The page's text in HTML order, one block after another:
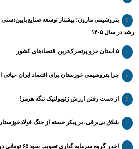
پتروشیمی مارون؛ پیشتاز توسعه صنایع
رشد در سال ۱۴۰۵
۵ استان جزو پرتحرک‌ترین اقتصاد‌های کشور
چرا پتروشیمی خوزستان برای اقتصاد ایران حیاتی
از دست رفتن ارزش ژئوپولتیک تنگه هرمز!
شلاق‌ بی‌برقی، بر پیکر خسته‌ از جنگ
اخبار گروه سرمایه گذاری تصویب سود ۶۵ تومانی در مجمع «وسپهر»